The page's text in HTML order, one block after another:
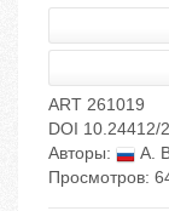
ART 261019
DOI 10.24412/
Авторы:
А.
Просмотров: